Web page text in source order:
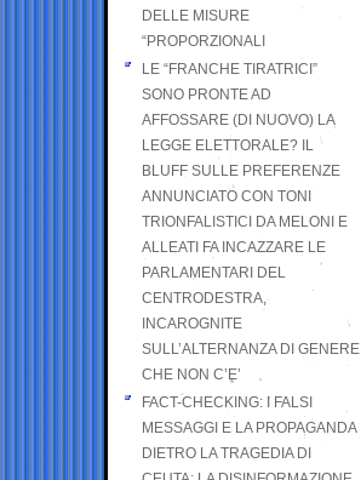
DELLE MISURE
“PROPORZIONALI
LE “FRANCHE TIRATRICI”
SONO PRONTE AD
AFFOSSARE (DI NUOVO) LA
LEGGE ELETTORALE? IL
BLUFF SULLE PREFERENZE
ANNUNCIATO CON TONI
TRIONFALISTICI DA MELONI E
ALLEATI FA INCAZZARE LE
PARLAMENTARI DEL
CENTRODESTRA,
INCAROGNITE
SULL’ALTERNANZA DI GENERE
CHE NON C’E’
FACT-CHECKING: I FALSI
MESSAGGI E LA PROPAGANDA
DIETRO LA TRAGEDIA DI